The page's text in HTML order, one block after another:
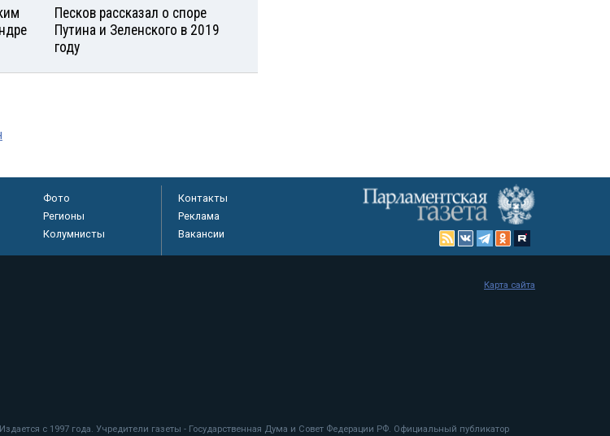
Песков рассказал о споре
Путина и Зеленского в 2019
году
Фото
Регионы
Колумнисты
Контакты
Реклама
Вакансии
с 1997 года. Учредители газеты - Государственная Дума и Совет Федерации РФ. Официальный публикатор
Карта сайта